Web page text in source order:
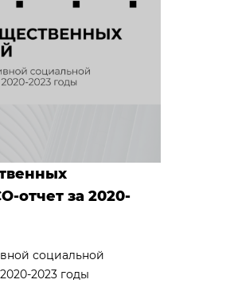
отчет за 2020-
социальной
2023 годы